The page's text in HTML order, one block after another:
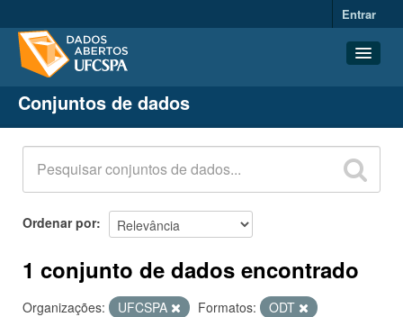
Entrar
Conjuntos de dados
Organizações
Grupos
Sobre
Conjuntos de dados
Ordenar por
1 conjunto de dados encontrado
Organizações: UFCSPA Formatos:
ODT